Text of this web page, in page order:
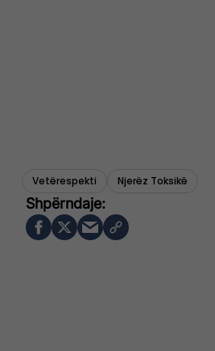
Vetërespekti Njerëz Toksikë